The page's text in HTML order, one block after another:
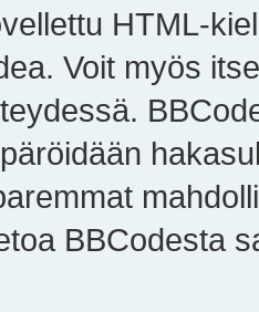
HTML-
Voit myös
BBCodesta